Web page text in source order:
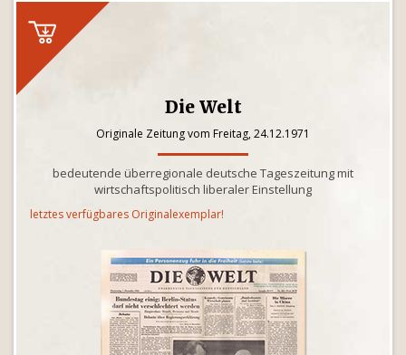
Die Welt
Originale Zeitung vom Freitag, 24.12.1971
bedeutende überregionale deutsche Tageszeitung mit
wirtschaftspolitisch liberaler Einstellung
letztes verfügbares Originalexemplar!